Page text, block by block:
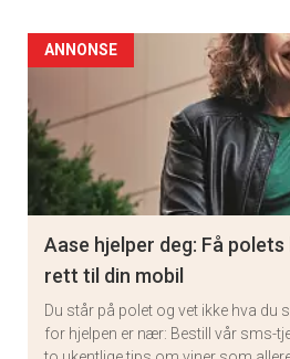
ANNONSE
Aase hjelper deg: Få
rett til din mobil
Du står på polet og vet ikke hva du
for hjelpen er nær: Bestill vår sms-